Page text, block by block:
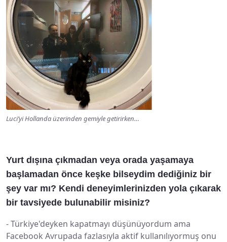
Luci’yi Hollanda üzerinden gemiyle getirirken…
Yurt dışına çıkmadan veya orada yaşamaya
başlamadan önce keşke bilseydim dediğiniz bir
şey var mı? Kendi deneyimlerinizden yola çıkarak
bir tavsiyede bulunabilir misiniz?
-Türkiye'deyken kapatmayı düşünüyordum ama
Facebook Avrupada fazlasıyla aktif kullanılıyormuş onu